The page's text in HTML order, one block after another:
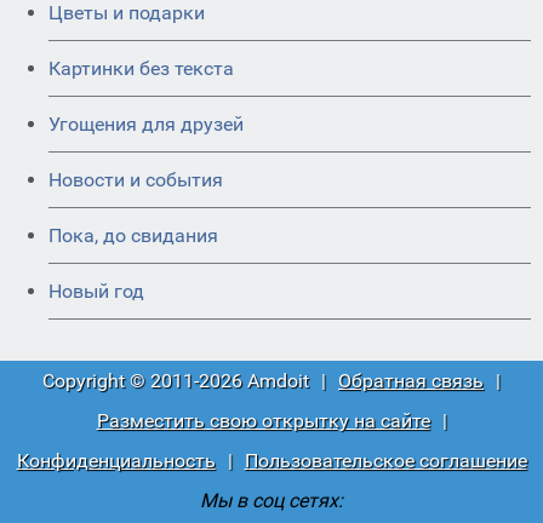
Цветы и подарки
Картинки без текста
Угощения для друзей
Новости и события
Пока, до свидания
Новый год
Copyright © 2011-2026 Amdoit | Обратная связь |
Разместить свою открытку на сайте
|
Конфиденциальность
|
Пользовательское соглашение
Мы в соц сетях: